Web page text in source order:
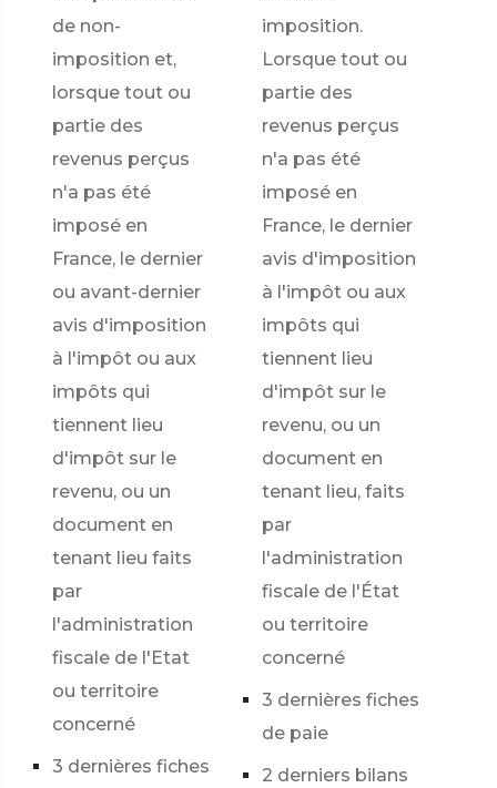
de non-
imposition et,
lorsque tout ou
partie des
revenus perçus
n'a pas été
imposé en
France, le dernier
ou avant-dernier
avis d'imposition
à l'impôt ou aux
impôts qui
tiennent lieu
d'impôt sur le
revenu, ou un
document en
tenant lieu faits
par
l'administration
fiscale de l'Etat
ou territoire
concerné
3 dernières fiches
imposition.
Lorsque tout ou
partie des
revenus perçus
n'a pas été
imposé en
France, le dernier
avis d'imposition
à l'impôt ou aux
impôts qui
tiennent lieu
d'impôt sur le
revenu, ou un
document en
tenant lieu, faits
par
l'administration
fiscale de l'État
ou territoire
concerné
3 dernières fiches
de paie
2 derniers bilans